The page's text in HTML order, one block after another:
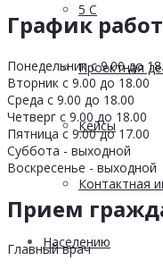
5 С
Проектная
Кейсы
Контактная
Населению
График
Понедельник с 9.00 до
Вторник с 9.00 до 18.00
Среда с 9.00 до 18.00
Четверг с 9.00 до 18.00
Пятница с 9.00 до 17.00
Суббота - выходной
Воскресенье - выходной
Прием
Главный врач